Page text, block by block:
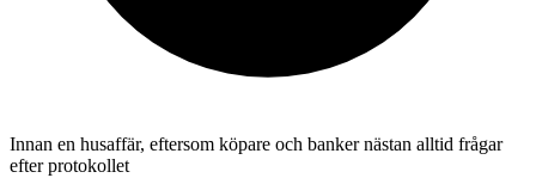
Innan en husaffär, eftersom köpare och banker nästan alltid frågar
efter protokollet